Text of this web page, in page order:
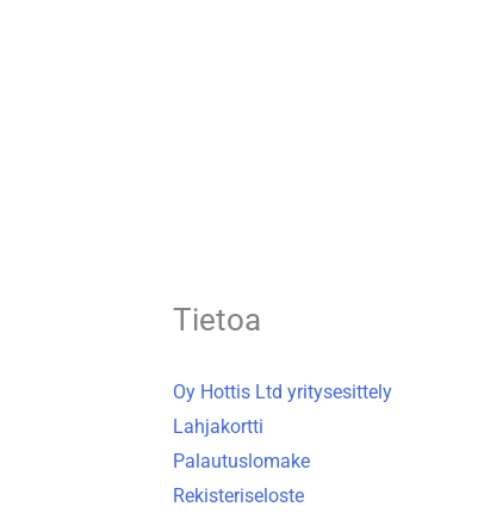
Tietoa
Oy Hottis Ltd yritysesittely
Lahjakortti
Palautuslomake
Rekisteriseloste